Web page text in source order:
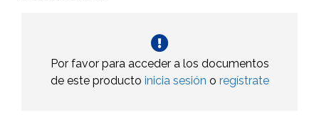
Por favor para acceder a los documentos
de este producto inicia sesión o regístrate